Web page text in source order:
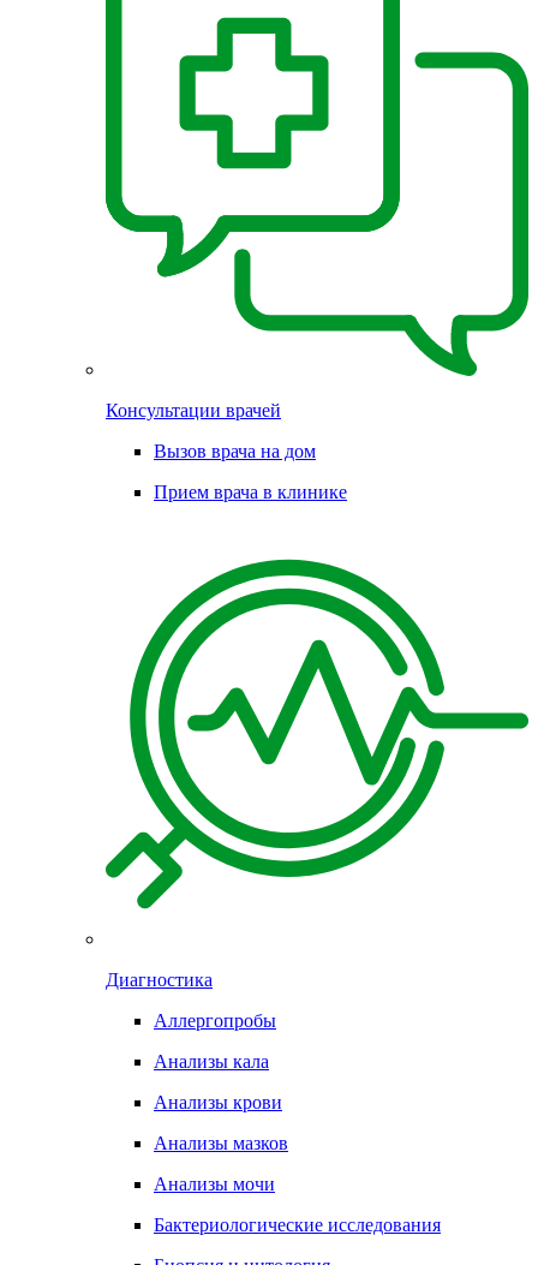
Консультации врачей
Вызов врача на дом
Прием врача в клинике
Диагностика
Аллергопробы
Анализы кала
Анализы крови
Анализы мазков
Анализы мочи
Бактериологические исследования